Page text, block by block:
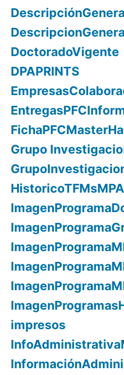
DoctoradoVigente
DPAPRINTS
Grupo
impresos